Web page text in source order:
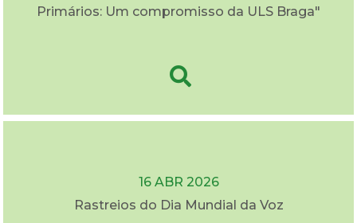
Primários: Um compromisso da ULS Braga"
16 ABR 2026
Rastreios do Dia Mundial da Voz